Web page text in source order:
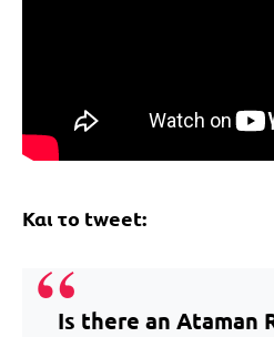
Και το tweet:
Is there an Ataman